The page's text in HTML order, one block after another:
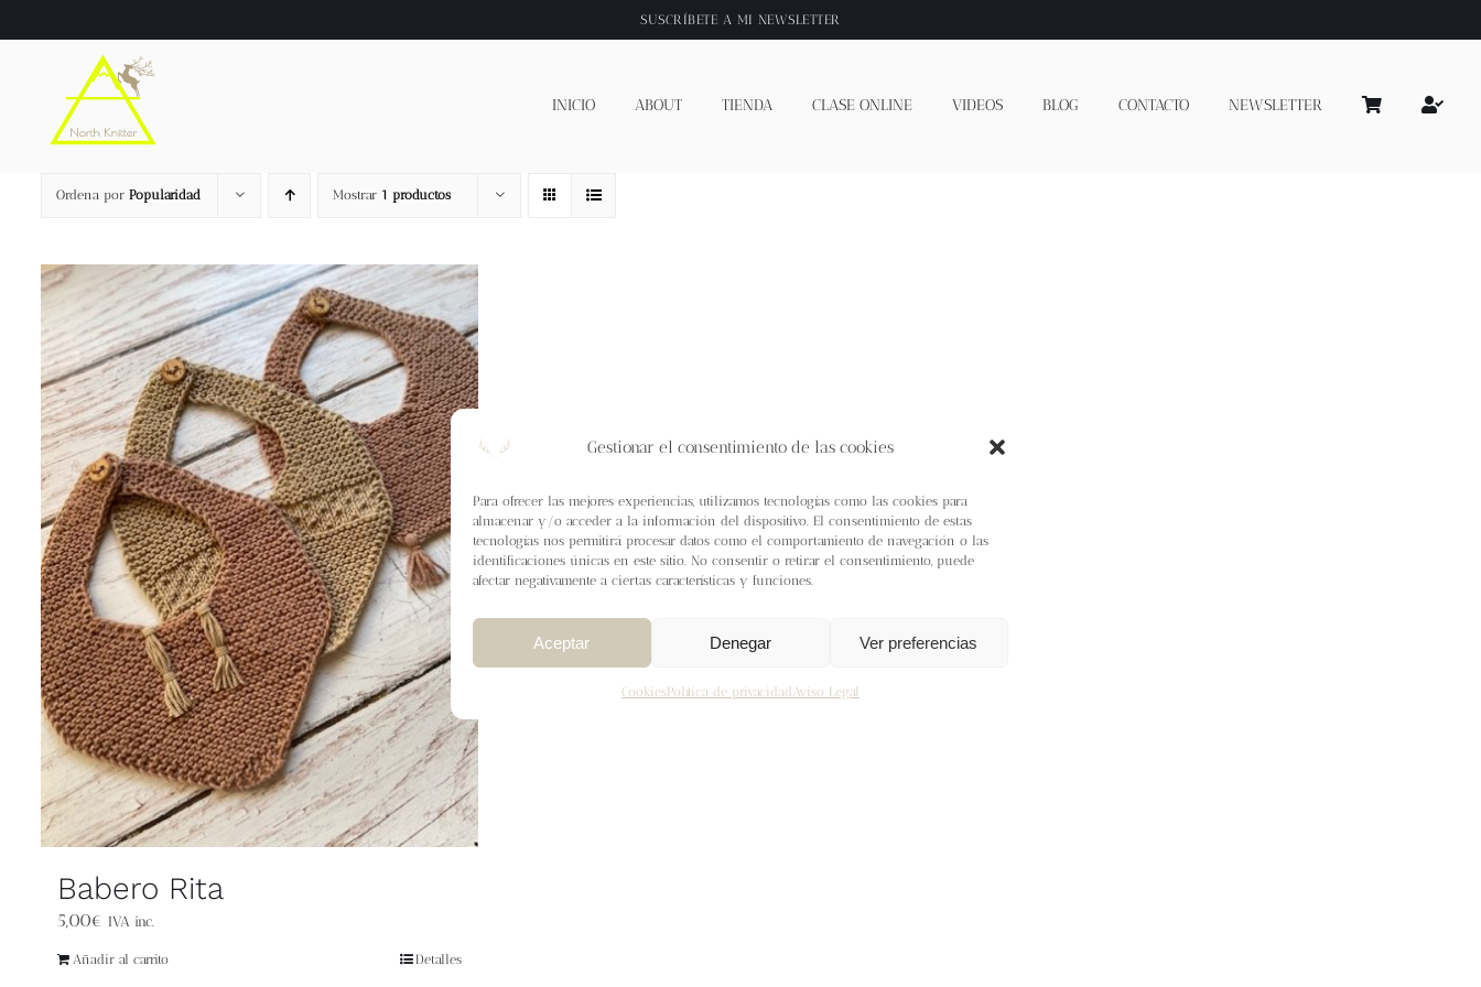
Gestionar el consentimiento de las cookies
Para ofrecer las mejores experiencias, utilizamos tecnologías como las cookies para
almacenar y/o acceder a la información del dispositivo. El consentimiento de estas
tecnologías nos permitirá procesar datos como el comportamiento de navegación o las
identificaciones únicas en este sitio. No consentir o retirar el consentimiento, puede
afectar negativamente a ciertas características y funciones.
Aceptar Denegar Ver preferencias
CookiesPolítica de privacidad Aviso Legal
al
SUSCRÍBETE A MI NEWSLETTER
INICIO ABOUT TIENDA CLASE ONLINE VIDEOS BLOG CONTACTO NEWSLETTER
Ordena por Popularidad Mostrar 1 productos
Babero Rita
5,00€ IVA inc.
Añadir al carrito Detalles